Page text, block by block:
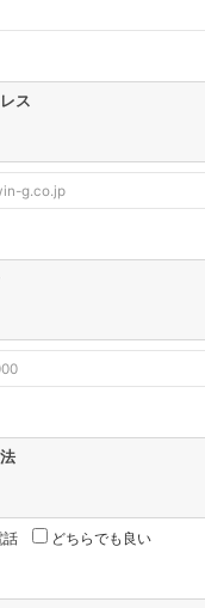
ス
話 どちらでも良い